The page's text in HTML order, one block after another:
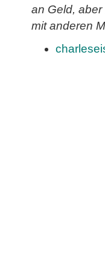
an Geld,
mit anderen